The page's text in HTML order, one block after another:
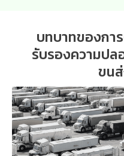
บทบาทของกา
รับรองความป
ขน